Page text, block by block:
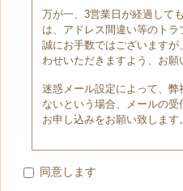
万が一、3営業日が経過して
は、アドレス間違い等のトラ
誠にお手数ではございます
わせいただきますよう、お願
迷惑メール設定によって、
ないという場合、メールの受
お申し込みをお願い致します。
同意します